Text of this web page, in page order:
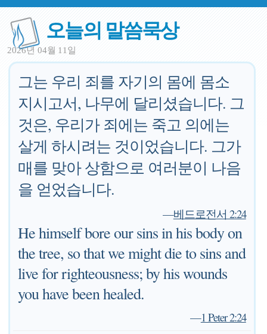
오늘의 말씀묵상
2026년 04월 11일
그는 우리 죄를 자기의 몸에 몸소
지시고서, 나무에 달리셨습니다. 그
것은, 우리가 죄에는 죽고 의에는
살게 하시려는 것이었습니다. 그가
매를 맞아 상함으로 여러분이 나음
을 얻었습니다.
—베드로전서 2:24
He himself bore our sins in his body on
the tree, so that we might die to sins and
live for righteousness; by his wounds
you have been healed.
—1 Peter 2:24